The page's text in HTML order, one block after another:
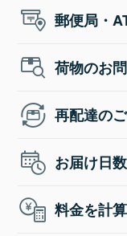
郵便局・
荷物のお
再配達の
お届け日
料金を計